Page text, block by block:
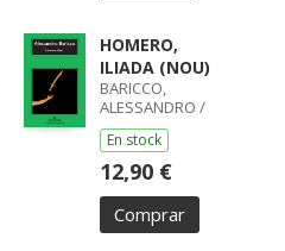
HOMERO,
ILIADA (NOU)
BARICCO,
ALESSANDRO /
ALESSANDRO
BARICCO
En stock
12,90 €
Comprar